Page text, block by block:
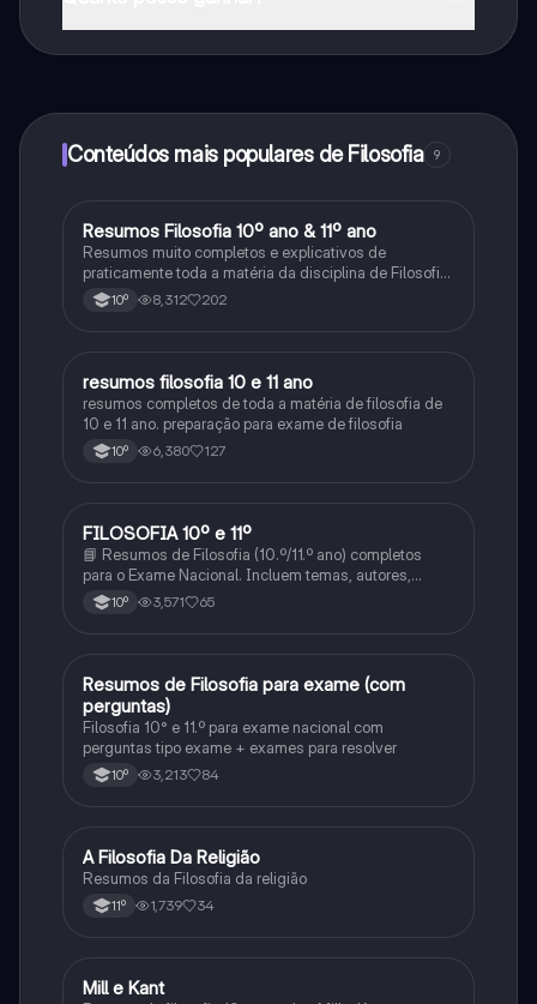
Conteúdos mais populares de Filosofia 9
Filosofia
Resumos Filosofia 10º ano & 11º ano
Resumos muito completos e explicativos de
praticamente toda a matéria da disciplina de Filosofia
10º 8,312 202
Filosofia
resumos filosofia 10 e 11 ano
resumos completos de toda a matéria de filosofia de
10 e 11 ano. preparação para exame de filosofia
10º 6,380 127
Filosofia
FILOSOFIA 10º e 11º
📘 Resumos de Filosofia (10.º/11.º ano) completos
para o Exame Nacional. Incluem temas, autores,
definições e comparações. Simples, organizados e
prontos a usar! 📩 Envia mensagem e estuda com
10º 3,571 65
Filosofia
Resumos de Filosofia para exame (com
perguntas)
Filosofia 10° e 11.º para exame nacional com
perguntas tipo exame + exames para resolver
10º 3,213 84
Filosofia
A Filosofia Da Religião
Resumos da Filosofia da religião
11º 1,739 34
Filosofia
Mill e Kant